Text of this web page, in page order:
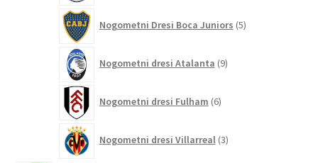
Nogometni Dresi Boca Juniors 5izdelkov
Nogometni dresi Atalanta 9izdelkov
Nogometni dresi Fulham 6izdelkov
Nogometni dresi Villarreal 3izdelki